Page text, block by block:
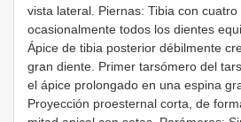
vista lateral. Piernas: Tibia con cuatro
ocasionalmente todos los dientes
Ápice de tibia posterior débilmente
gran diente. Primer tarsómero del
el ápice prolongado en una espina
Proyección proesternal corta, de